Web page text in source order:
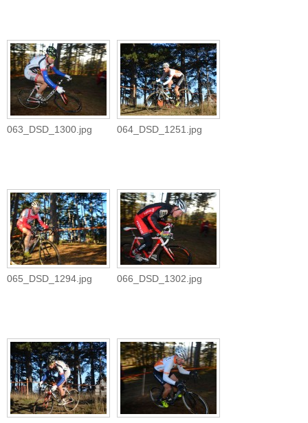
063_DSD_1300.jpg 064_DSD_1251.jpg
065_DSD_1294.jpg 066_DSD_1302.jpg